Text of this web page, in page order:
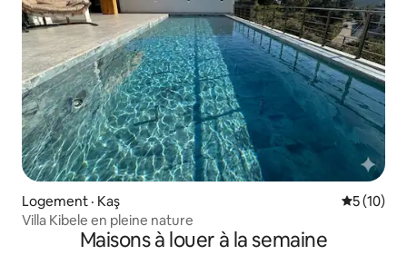
Logement · Kaş Note
5 (10)
Villa Kibele en pleine nature
Maisons à louer à la semaine